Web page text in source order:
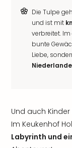
Die Tulpe
und ist mit
verbreitet.
bunte
Liebe,
Niederlande
Und auch
Im Keukenhof
Labyrinth und